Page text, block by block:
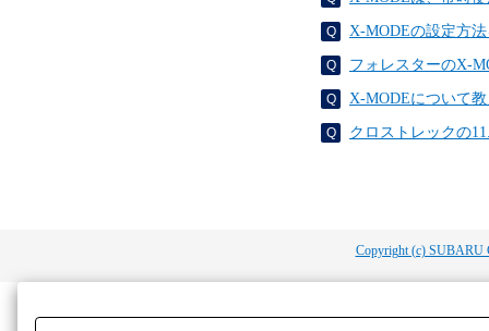
X-MODEの設定方
フォレスターのX-
X-MODEについて
クロストレックの
Copyright (c) SUBARU